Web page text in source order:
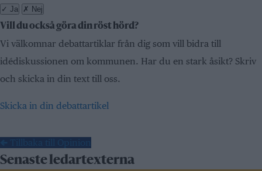
✓ Ja ✗ Nej
Vill du också göra din röst hörd?
Vi välkomnar debattartiklar från dig som vill bidra till
idédiskussionen om kommunen. Har du en stark åsikt? Skriv
och skicka in din text till oss.
Skicka in din debattartikel
Senaste ledartexterna